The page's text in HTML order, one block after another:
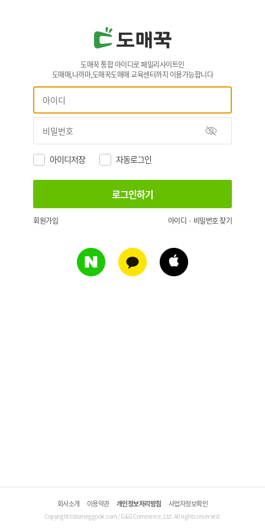
도매꾹 통합 아이디로 패밀리사이트인
도매매,나까마,도매꾹도매매 교육센터까지 이용가능합니다
아이디저장 자동로그인
회원가입 아이디 · 비밀번호 찾기
회사소개 이용약관 개인정보처리방침 사업자정보확인
Copyright©domeggook.com / G&G Commerce, Ltd. All rights reserved.